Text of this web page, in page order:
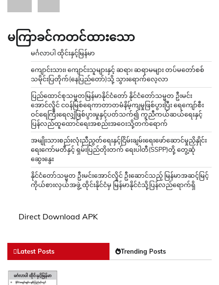
မကြာခင်ကတင်ထားသော
မင်္ဂလာပါ ထိုင်းနှင့်မြန်မာ
ကျောင်းသား၊ ကျောင်းသူများနှင့် ဆရာ၊ ဆရာမများ တပ်မတော်စစ်
သမိုင်းပြတိုက်(နေပြည်တော်)သို့ သွားရောက်လေ့လာ
ပြည်ထောင်စုသမ္မတမြန်မာနိုင်ငံတော် နိုင်ငံတော်သမ္မတ ဦးမင်း
အောင်လှိုင် ငဝန်မြစ်ရေကာတာတမံနိမ့်ကျမှုဖြစ်ပွားပြီး ရေကျော်စီး
ဝင်ရေကြီးရေလျှံဖြစ်ပွားမှုနှင့်ပတ်သက်၍ ကူညီကယ်ဆယ်ရေးနှင့်
ပြန်လည်ထူထောင်ရေးအစည်းအဝေးသို့တက်ရောက်
အမျိုးသားစည်းလုံးညီညွတ်ရေးနှင့်ငြိမ်းချမ်းရေးဖော်ဆောင်မှုညှိနှိုင်း
ရေးကော်မတီနှင့် ရှမ်းပြည်တိုးတက် ရေးပါတီ(SSPP)တို့ တွေ့ဆုံ
ဆွေးနွေး
နိုင်ငံတော်သမ္မတ ဦးမင်းအောင်လှိုင် ဦးဆောင်သည့် မြန်မာအဆင့်မြင့်
ကိုယ်စားလှယ်အဖွဲ့ ထိုင်းနိုင်ငံမှ မြန်မာနိုင်ငံသို့ပြန်လည်ရောက်ရှိ
Direct Download APK
Latest Posts Trending Posts